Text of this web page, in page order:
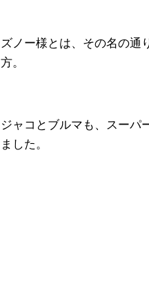
ズノー様とは、その名の通
方。
ジャコとブルマも、スーパ
ました。